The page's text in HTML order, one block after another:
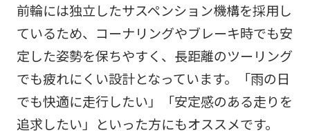
前輪には独立したサスペンション機構を採用し
ているため、コーナリングやブレーキ時でも安
定した姿勢を保ちやすく、長距離のツーリング
でも疲れにくい設計となっています。「雨の日
でも快適に走行したい」「安定感のある走りを
追求したい」といった方にもオススメです。